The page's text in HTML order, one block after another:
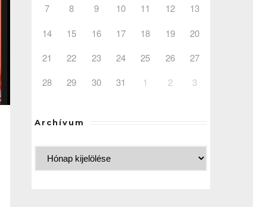
7
8 9 10 11 12
13
14
15 16 17 18 19
20
21
22 23 24 25 26
27
28
29 30 31 1 2 3
Archívum